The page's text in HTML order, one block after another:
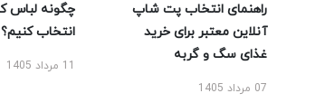
راهنمای انتخاب پت شاپ
آنلاین معتبر برای خرید
غذای سگ و گربه
07 مرداد 1405
چگونه لباس
انتخاب کنیم؟
11 مرداد 1405